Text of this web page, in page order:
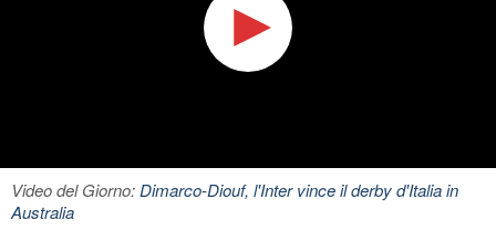
Video del Giorno:Dimarco-Diouf, l'Inter vince il derby d'Italia in
Australia